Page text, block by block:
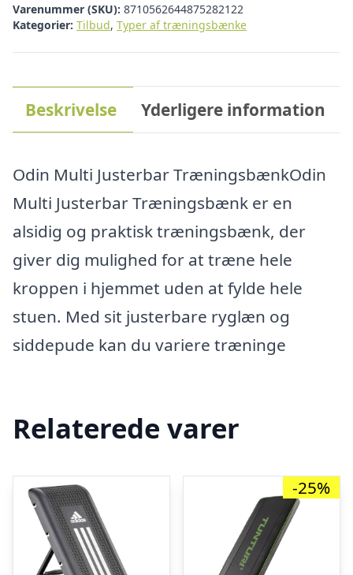
Varenummer (SKU): 8710562644875282122
Kategorier: Tilbud, Typer af træningsbænke
Beskrivelse Yderligere information
Odin Multi Justerbar TræningsbænkOdin
Multi Justerbar Træningsbænk er en
alsidig og praktisk træningsbænk, der
giver dig mulighed for at træne hele
kroppen i hjemmet uden at fylde hele
stuen. Med sit justerbare ryglæn og
siddepude kan du variere træninge
Relaterede varer
-25%